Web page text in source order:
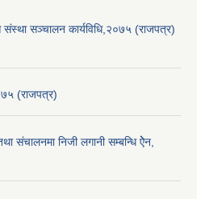
सञ्चालन कार्यविधि,२०७५ (राजपत्र)
(राजपत्र)
स‌ंचालनमा निजी लगानी सम्बन्धि ऐेन,